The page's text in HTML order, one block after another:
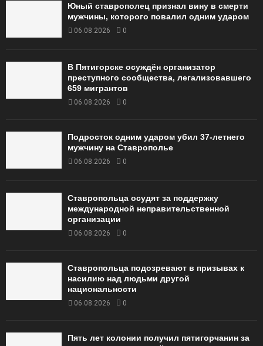
Юный ставрополец признал вину в смерти
мужчины, которого повалил одним ударом
06.08.2026 0
В Пятигорске осуждён организатор
преступного сообщества, легализовавшего
659 мигрантов
06.08.2026 0
Подросток одним ударом убил 37-летнего
мужчину на Ставрополье
06.08.2026 0
Ставропольца осудят за поддержку
международной неправительственной
организации
06.08.2026 0
Ставропольца подозревают в призывах к
насилию над людьми другой
национальности
06.08.2026 0
Пять лет колонии получил пятигорчанин за